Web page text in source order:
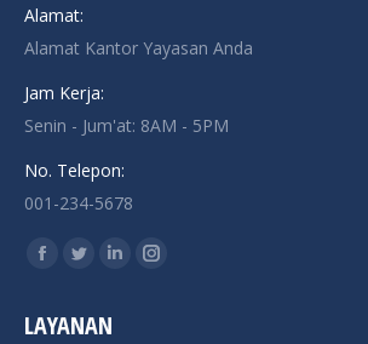
Alamat:
Alamat Kantor Yayasan Anda
Jam Kerja:
Senin - Jum'at: 8AM - 5PM
No. Telepon:
001-234-5678
Find us on:
Facebook
opens
Twitter
opens
LinkedinInstagram
LAYANAN